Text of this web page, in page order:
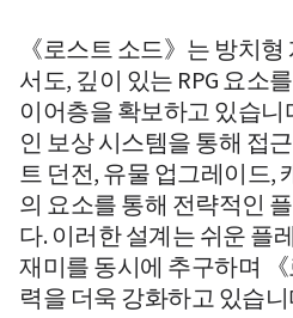
《로스트 소드》는 방치
서도, 깊이 있는 RPG 요소
이어층을 확보하고 있습니
인 보상 시스템을 통해 접
트 던전, 유물 업그레이드,
의 요소를 통해 전략적인
다. 이러한 설계는 쉬운 플
재미를 동시에 추구하며
력을 더욱 강화하고 있습